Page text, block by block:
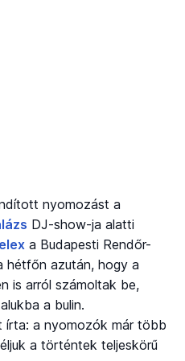
nyomozást a
DJ-show-ja alatti
a Budapesti Rendőr-
hétfőn azután, hogy a
is arról számoltak be,
a bulin.
írta: a nyomozók már több
a történtek teljeskörű